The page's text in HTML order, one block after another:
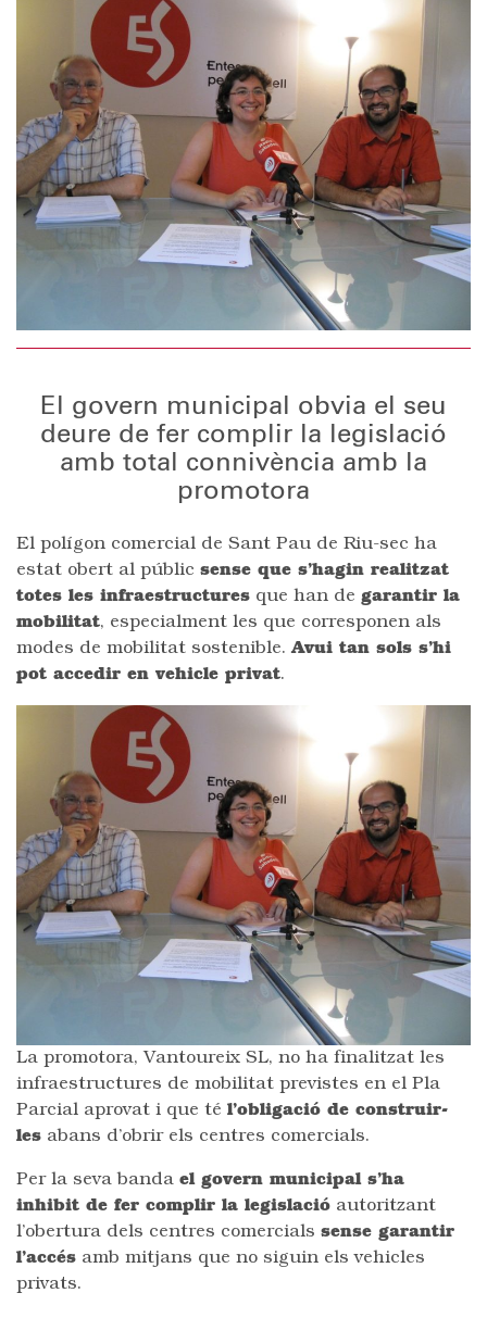
El govern municipal obvia el seu
deure de fer complir la legislació
amb total connivència amb la
promotora
El polígon comercial de Sant Pau de Riu-sec ha
estat obert al públic sense que s’hagin realitzat
totes les infraestructures que han de garantir la
mobilitat, especialment les que corresponen als
modes de mobilitat sostenible.Avui tan sols s’hi
pot accedir en vehicle privat.
La promotora, Vantoureix SL, no ha finalitzat les
infraestructures de mobilitat previstes en el Pla
Parcial aprovat i que té l’obligació de construir-
les abans d’obrir els centres comercials.
Per la seva banda el govern municipal s’ha
inhibit de fer complir la legislació autoritzant
l’obertura dels centres comercials sense garantir
l’accés amb mitjans que no siguin els vehicles
privats.